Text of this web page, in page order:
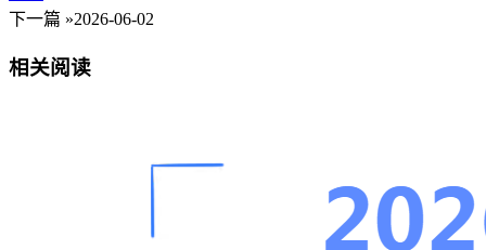
下一篇 »2026-06-02
相关阅读